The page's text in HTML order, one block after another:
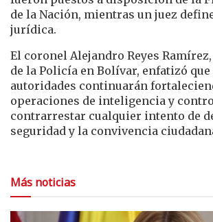
de la Nación, mientras un juez
jurídica.
El coronel Alejandro Reyes
de la Policía en Bolívar, enfatizó que
autoridades continuarán
operaciones de inteligencia y
contrarrestar cualquier intento de
seguridad y la convivencia
Más noticias